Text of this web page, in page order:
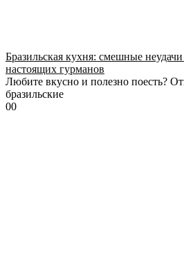
Бразильская кухня: смешные
настоящих гурманов
Любите вкусно и полезно поесть?
бразильские
00